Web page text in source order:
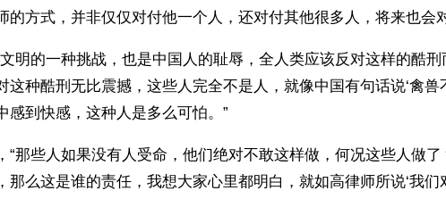
的方式，并非仅仅对付他一个人，还对付其他很多人，将来也会
明的一种挑战，也是中国人的耻辱，全人类应该反对这样的酷刑
这种酷刑无比震撼，这些人完全不是人，就像中国有句话说‘禽兽
感到快感，这种人是多么可怕。”
“那些人如果没有人受命，他们绝对不敢这样做，何况这些人做了
那么这是谁的责任，我想大家心里都明白，就如高律师所说‘我们